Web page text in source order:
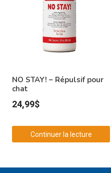
NO STAY! – Répulsif pour
chat
24,99$
Continuer la lecture